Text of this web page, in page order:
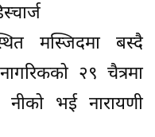
मस्जिदमा बस्दै
२९ चैत्रमा
भई नारायणी